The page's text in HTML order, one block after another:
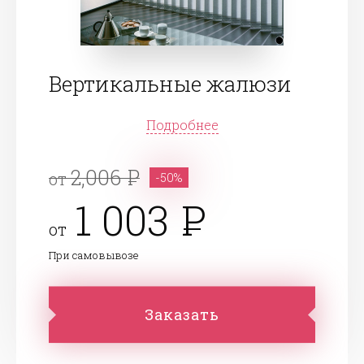
Вертикальные жалюзи
Подробнее
от2,006 -50%
от 1 003
При самовывозе
Заказать